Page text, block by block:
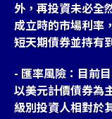
外，再投資未必全
成立時的市場利率
短天期債券並持有
- 匯率風險：目前
以美元計價債券為
級別投資人相對於